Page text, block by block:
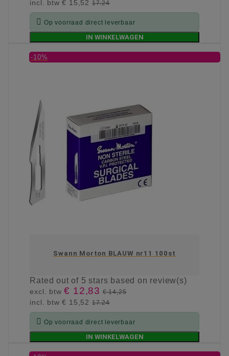
incl. btw€ 15,52 17.24
 Op voorraad direct leverbaar
IN WINKELWAGEN
-10%
Swann Morton BLAUW nr11 100st
Ratedout of 5 stars based on review(s)
excl. btw€ 12,83 € 14,25
incl. btw€ 15,52 17.24
 Op voorraad direct leverbaar
IN WINKELWAGEN